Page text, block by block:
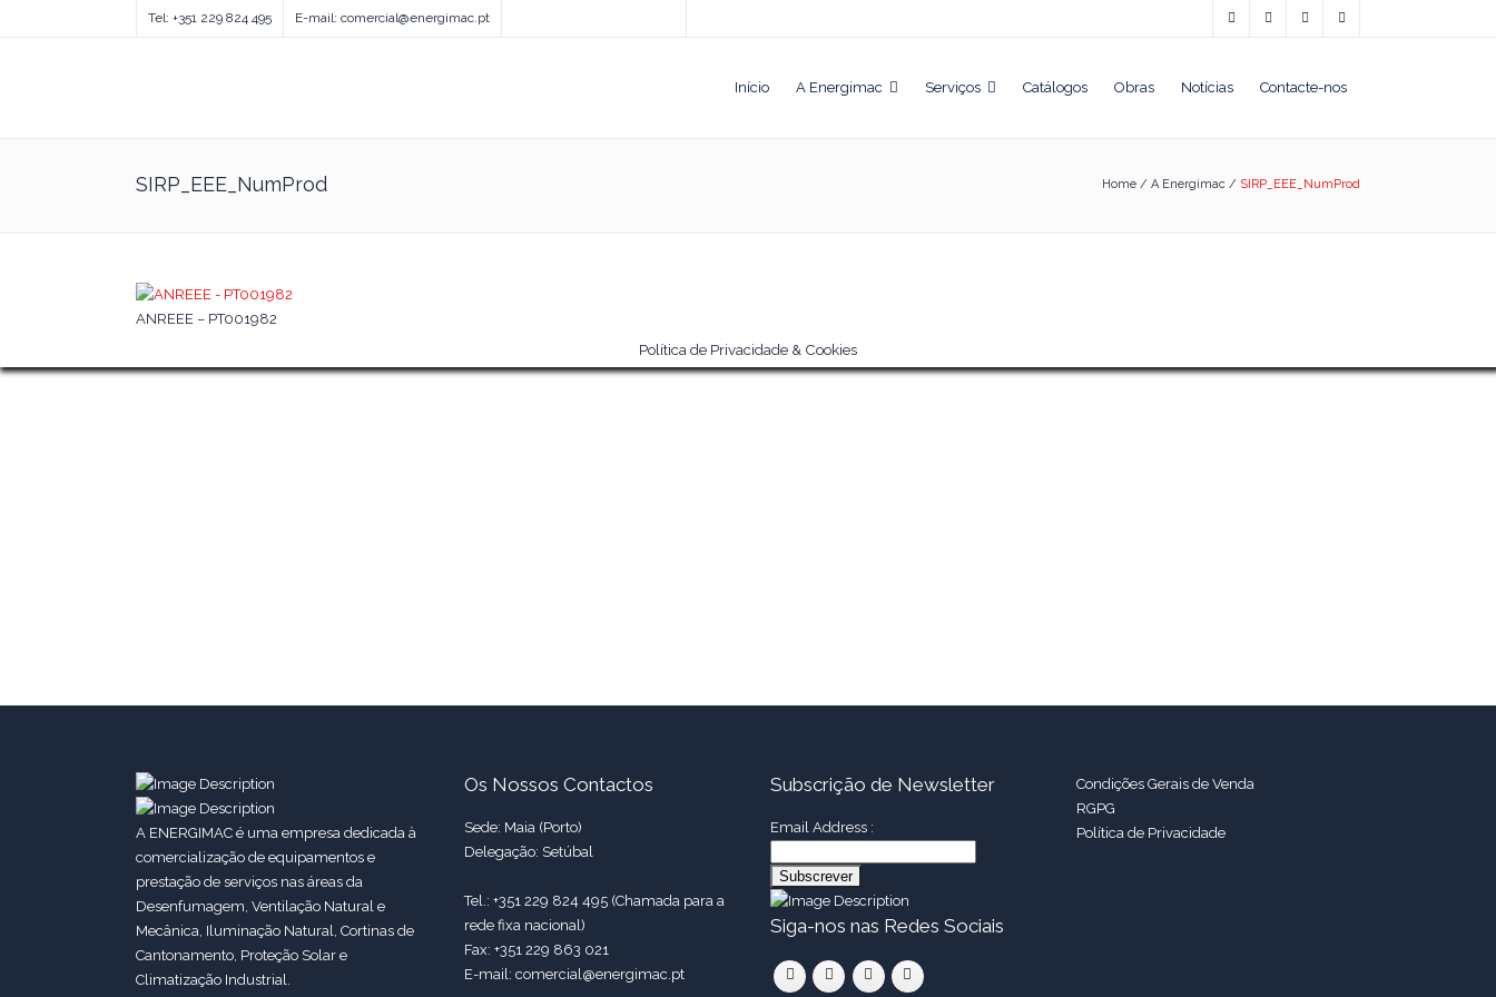
Tel: +351 229 824 495 E-mail: comercial@energimac.pt
Início A Energimac Serviços Catálogos Obras Notícias Contacte-nos
SIRP_EEE_NumProd Home / A Energimac / SIRP_EEE_NumProd
ANREEE – PT001982
A ENERGIMAC é uma empresa dedicada à
comercialização de equipamentos e
prestação de serviços nas áreas da
Desenfumagem, Ventilação Natural e
Mecânica, Iluminação Natural, Cortinas de
Cantonamento, Proteção Solar e
Climatização Industrial.
Os Nossos Contactos
Sede: Maia (Porto)
Delegação: Setúbal
Tel.: +351 229 824 495 (Chamada para a
rede fixa nacional)
Fax: +351 229 863 021
E-mail: comercial@energimac.pt
Subscrição de Newsletter
Email Address :
Siga-nos nas Redes Sociais
Condições Gerais de Venda
RGPG
Política de Privacidade
Política de Privacidade & Cookies